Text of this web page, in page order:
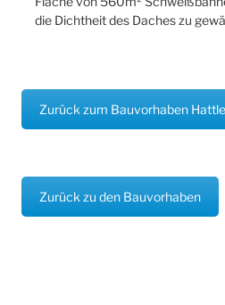
die Dichtheit des Daches zu
Zurück zum Bauvorhaben
Zurück zu den Bauvorhaben